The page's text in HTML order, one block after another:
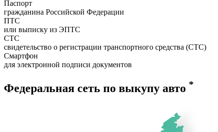
Паспорт
гражданина Российской Федерации
ПТС
или выписку из ЭПТС
СТС
свидетельство о регистрации транспортного средства (СТС)
Смартфон
для электронной подписи документов
Федеральная сеть по выкупу авто *